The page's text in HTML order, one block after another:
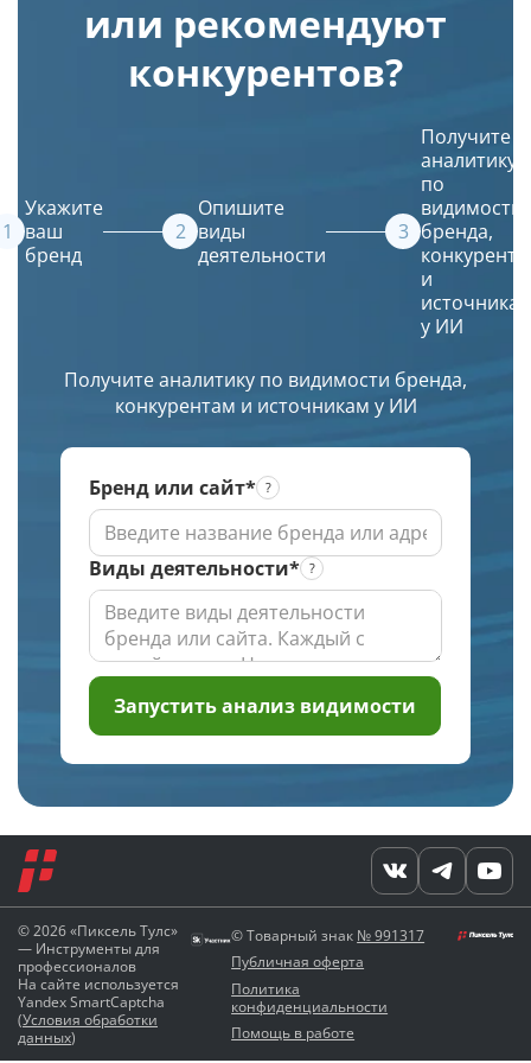
в
ТОПе
с
глубине
проверки
запросам
и
входит
источники.
Leonardo
Просто
искусственный
(ИИ)
создаст
и
Яндексе
или рекомендуют
конкурентов?
Укажите
ваш
бренд
Опишите
виды
деятельности
Получите
аналитику
по
видимости
бренда,
и
у ИИ
Получите аналитику по видимости бренда,
конкурентам и источникам у ИИ
Бренд или сайт*
Виды деятельности*
Запустить анализ видимости
© 2026 «Пиксель Тулс»
— Инструменты для
профессионалов
На сайте используется
Yandex SmartCaptcha
(Условия обработки
данных)
© Товарный знак № 991317
Публичная оферта
Политика
конфиденциальности
Помощь в работе